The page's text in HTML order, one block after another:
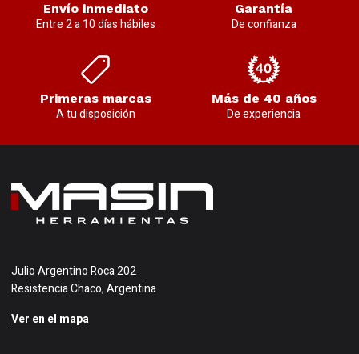
Envío inmediato
Entre 2 a 10 días hábiles
Garantía
De confianza
Primeras marcas
A tu disposición
Más de 40 años
De experiencia
Julio Argentino Roca 202
Resistencia Chaco, Argentina
Ver en el mapa